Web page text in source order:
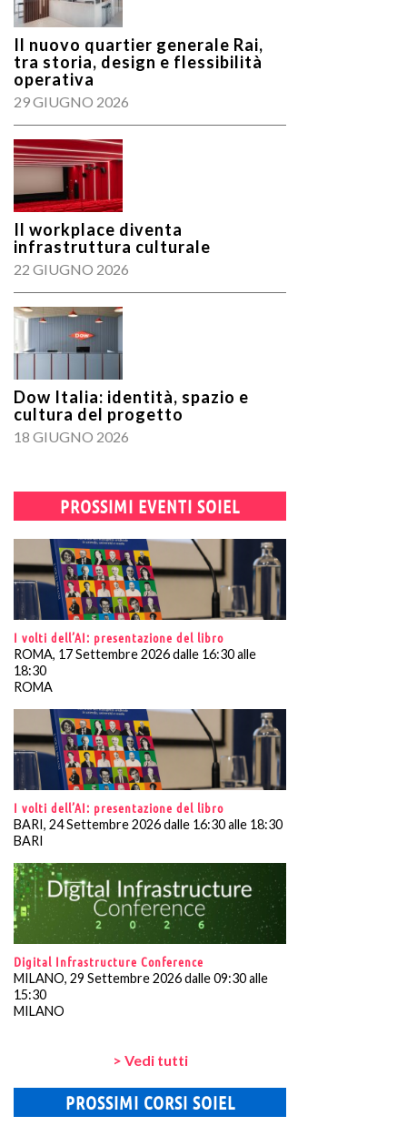
Il nuovo quartier generale Rai,
tra storia, design e flessibilità
operativa
29 GIUGNO 2026
Il workplace diventa
infrastruttura culturale
22 GIUGNO 2026
Dow Italia: identità, spazio e
cultura del progetto
18 GIUGNO 2026
PROSSIMI EVENTI SOIEL
I volti dell’AI: presentazione del libro
ROMA, 17 Settembre 2026 dalle 16:30 alle
18:30
ROMA
I volti dell’AI: presentazione del libro
BARI, 24 Settembre 2026 dalle 16:30 alle 18:30
BARI
Digital Infrastructure Conference
MILANO, 29 Settembre 2026 dalle 09:30 alle
15:30
MILANO
> Vedi tutti
PROSSIMI CORSI SOIEL